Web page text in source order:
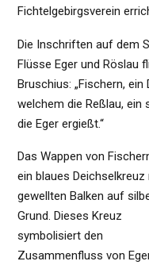
Fichtelgebirgsverein
Die Inschriften auf dem
Flüsse Eger und Röslau
Bruschius: „Fischern,
welchem die Reßlau, ein
die Eger ergießt.“
Das Wappen von
ein blaues Deichselkreuz
gewellten Balken auf
Grund. Dieses Kreuz
symbolisiert den
Zusammenfluss von